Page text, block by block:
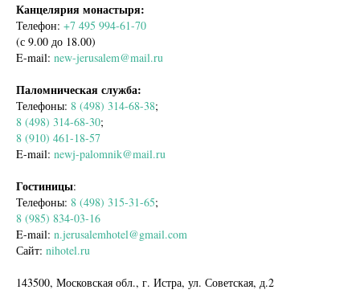
Канцелярия монастыря:
Телефон: +7 495 994-61-70
(с 9.00 до 18.00)
E-mail: new-jerusalem@mail.ru
Паломническая служба:
Телефоны: 8 (498) 314-68-38;
8 (498) 314-68-30;
8 (910) 461-18-57
E-mail: newj-palomnik@mail.ru
Гостиницы:
Телефоны: 8 (498) 315-31-65;
8 (985) 834-03-16
E-mail: n.jerusalemhotel@gmail.com
Сайт: nihotel.ru
143500, Московская обл., г. Истра, ул. Советская, д.2